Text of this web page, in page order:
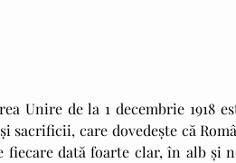
sacrificii, care dovedește că
fiecare dată foarte clar, în alb și